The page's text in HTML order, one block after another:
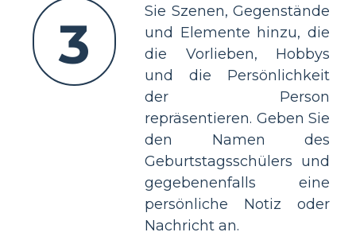
3
Sie Szenen, Gegenstände
und Elemente hinzu, die
die Vorlieben, Hobbys
und die Persönlichkeit
der Person
repräsentieren. Geben Sie
den Namen des
Geburtstagsschülers und
gegebenenfalls eine
persönliche Notiz oder
Nachricht an.